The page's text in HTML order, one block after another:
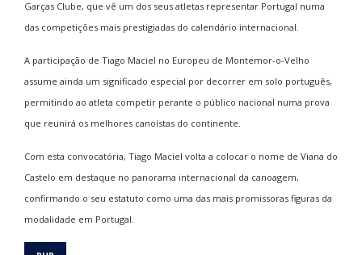
Garças Clube, que vê um dos seus atletas representar Portugal numa
das competições mais prestigiadas do calendário internacional.
A participação de Tiago Maciel no Europeu de Montemor-o-Velho
assume ainda um significado especial por decorrer em solo português,
permitindo ao atleta competir perante o público nacional numa prova
que reunirá os melhores canoístas do continente.
Com esta convocatória, Tiago Maciel volta a colocar o nome de Viana do
Castelo em destaque no panorama internacional da canoagem,
confirmando o seu estatuto como uma das mais promissoras figuras da
modalidade em Portugal.